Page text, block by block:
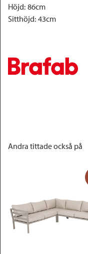
Höjd: 86cm
Sitthöjd: 43cm
Andra tittade också på